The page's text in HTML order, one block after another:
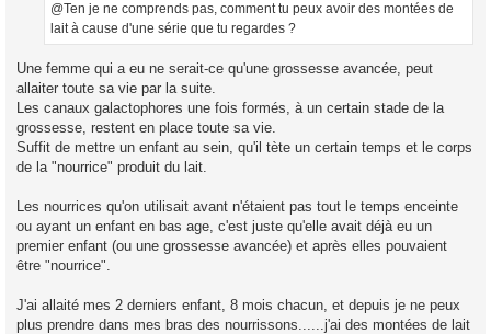
@Ten je ne comprends pas, comment tu peux avoir des montées de
lait à cause d'une série que tu regardes ?
Une femme qui a eu ne serait-ce qu'une grossesse avancée, peut
allaiter toute sa vie par la suite.
Les canaux galactophores une fois formés, à un certain stade de la
grossesse, restent en place toute sa vie.
Suffit de mettre un enfant au sein, qu'il tète un certain temps et le corps
de la "nourrice" produit du lait.
Les nourrices qu'on utilisait avant n'étaient pas tout le temps enceinte
ou ayant un enfant en bas age, c'est juste qu'elle avait déjà eu un
premier enfant (ou une grossesse avancée) et après elles pouvaient
être "nourrice".
J'ai allaité mes 2 derniers enfant, 8 mois chacun, et depuis je ne peux
plus prendre dans mes bras des nourrissons......j'ai des montées de lait